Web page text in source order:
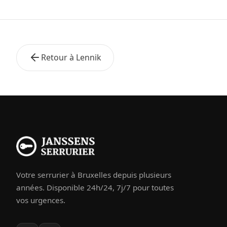
Retour à Lennik
Votre serrurier à Bruxelles depuis plusieurs
années. Disponible 24h/24, 7j/7 pour toutes
vos urgences.